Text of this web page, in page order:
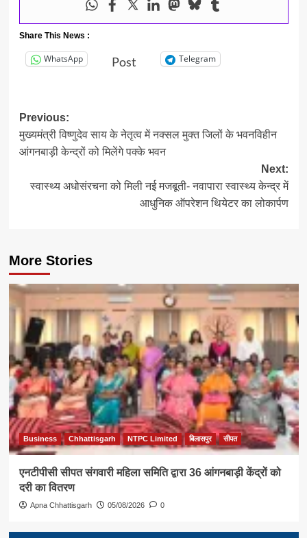
Share This News :
WhatsApp Post Telegram
Post
navigation
Previous:
मुख्यमंत्री विष्णुदेव साय के नेतृत्व में नक्सल मुक्त जिलों के भवनविहीन
आंगनबाड़ी केन्द्रों को मिलेंगे पक्के भवन
Next:
स्वास्थ्य अधोसंरचना को मिली नई मजबूती- नवापारा स्वास्थ्य केन्द्र में
आधुनिक ऑपरेशन थियेटर का लोकार्पण
More Stories
Business Chhattisgarh NTPC Limited बिलासपुर सीपत
एनटीपीसी सीपत संगवारी महिला समिति द्वारा 36 आंगनबाड़ी केंद्रों को
दरी का वितरण
Apna Chhattisgarh 05/08/2026 0